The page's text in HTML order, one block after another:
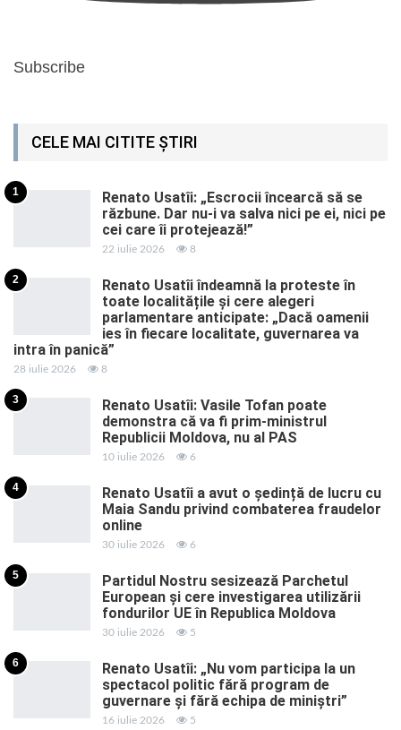
Subscribe
CELE MAI CITITE ȘTIRI
1
Renato Usatîi: „Escrocii încearcă să se
răzbune. Dar nu-i va salva nici pe ei, nici pe
cei care îi protejează!”
22 iulie 2026 8
2
Renato Usatîi îndeamnă la proteste în
toate localitățile și cere alegeri
parlamentare anticipate: „Dacă oamenii
ies în fiecare localitate, guvernarea va
intra în panică”
28 iulie 2026 8
3
Renato Usatîi: Vasile Tofan poate
demonstra că va fi prim-ministrul
Republicii Moldova, nu al PAS
10 iulie 2026 6
4
Renato Usatîi a avut o ședință de lucru cu
Maia Sandu privind combaterea fraudelor
online
30 iulie 2026 6
5
Partidul Nostru sesizează Parchetul
European și cere investigarea utilizării
fondurilor UE în Republica Moldova
30 iulie 2026 5
6
Renato Usatîi: „Nu vom participa la un
spectacol politic fără program de
guvernare și fără echipa de miniștri”
16 iulie 2026 5